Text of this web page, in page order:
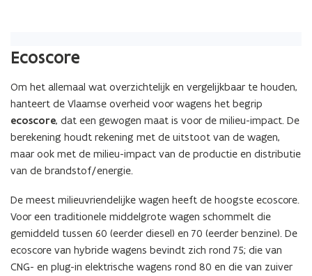
Ecoscore
Om het allemaal wat overzichtelijk en vergelijkbaar te houden,
hanteert de Vlaamse overheid voor wagens het begrip
ecoscore, dat een gewogen maat is voor de milieu-impact. De
berekening houdt rekening met de uitstoot van de wagen,
maar ook met de milieu-impact van de productie en distributie
van de brandstof/energie.
De meest milieuvriendelijke wagen heeft de hoogste ecoscore.
Voor een traditionele middelgrote wagen schommelt die
gemiddeld tussen 60 (eerder diesel) en 70 (eerder benzine). De
ecoscore van hybride wagens bevindt zich rond 75; die van
CNG- en plug-in elektrische wagens rond 80 en die van zuiver